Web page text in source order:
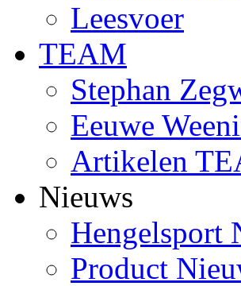
Leesvoer
TEAM
Stephan
Eeuwe
Artikelen
Nieuws
Hengelsport
Product